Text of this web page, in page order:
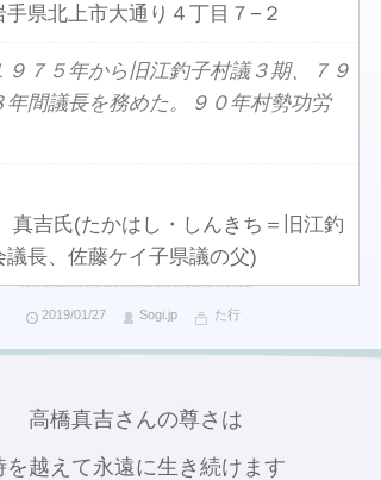
手県北上市大通り４丁目７−２
９７５年から旧江釣子村議３期、７９
年間議長を務めた。９０年村勢功労
真吉氏(たかはし・しんきち＝旧江釣
議長、佐藤ケイ子県議の父)
2019/01/27 Sogi.jp た行
高橋真吉さんの尊さは
を越えて永遠に生き続けます